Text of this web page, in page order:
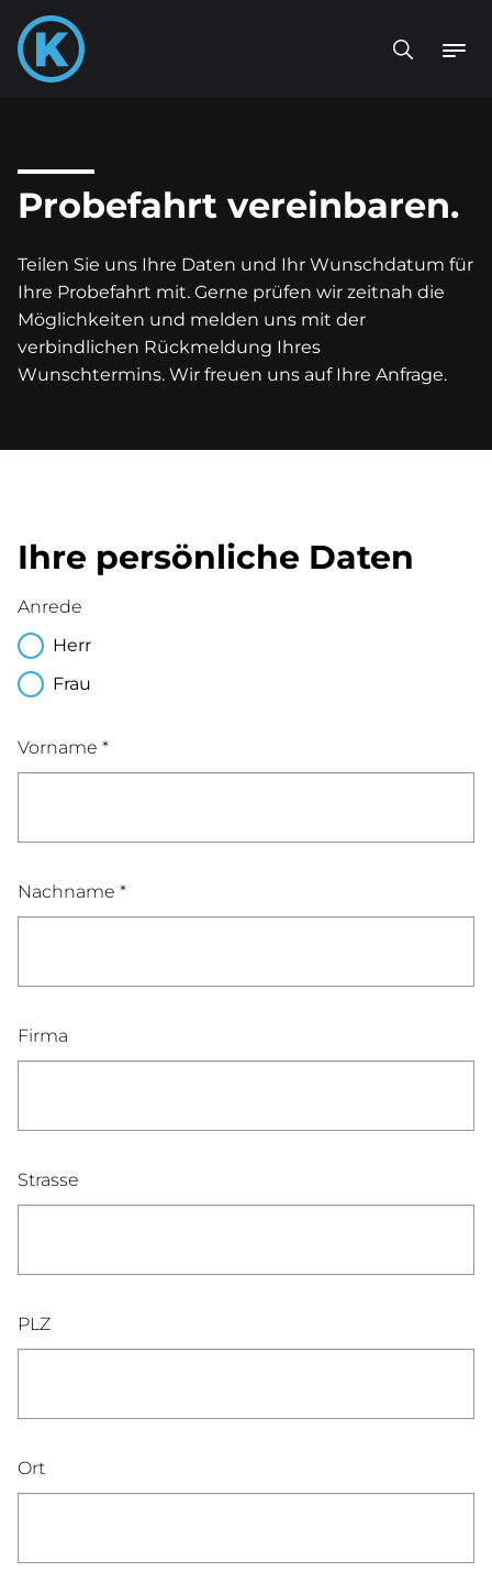
Probefahrt vereinbaren.
Teilen Sie uns Ihre Daten und Ihr Wunschdatum für
Ihre Probefahrt mit. Gerne prüfen wir zeitnah die
Möglichkeiten und melden uns mit der
verbindlichen Rückmeldung Ihres
Wunschtermins. Wir freuen uns auf Ihre Anfrage.
Ihre persönliche Daten
Anrede
Herr
Frau
Vorname *
Nachname *
Firma
Strasse
PLZ
Ort